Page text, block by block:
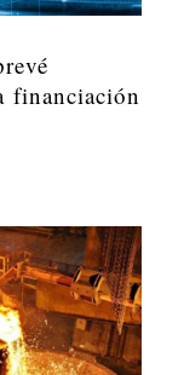
financiación